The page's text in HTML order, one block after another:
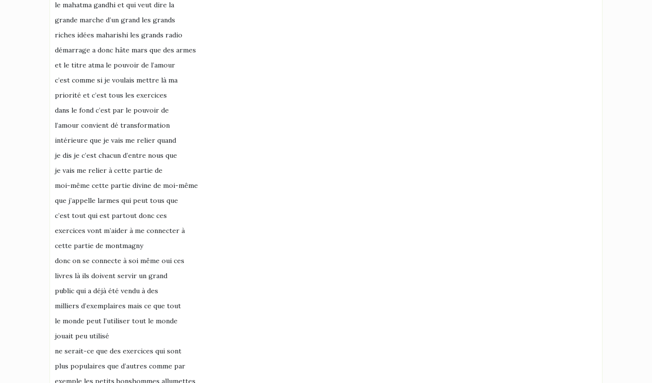
le mahatma gandhi et qui veut dire la
grande marche d’un grand les grands
riches idées maharishi les grands radio
démarrage a donc hâte mars que des armes
et le titre atma le pouvoir de l’amour
c’est comme si je voulais mettre là ma
priorité et c’est tous les exercices
dans le fond c’est par le pouvoir de
l’amour convient dé transformation
intérieure que je vais me relier quand
je dis je c’est chacun d’entre nous que
je vais me relier à cette partie de
moi-même cette partie divine de moi-même
que j’appelle larmes qui peut tous que
c’est tout qui est partout donc ces
exercices vont m’aider à me connecter à
cette partie de montmagny
donc on se connecte à soi même oui ces
livres là ils doivent servir un grand
public qui a déjà été vendu à des
milliers d’exemplaires mais ce que tout
le monde peut l’utiliser tout le monde
jouait peu utilisé
ne serait-ce que des exercices qui sont
plus populaires que d’autres comme par
exemple les petits bonshommes allumettes